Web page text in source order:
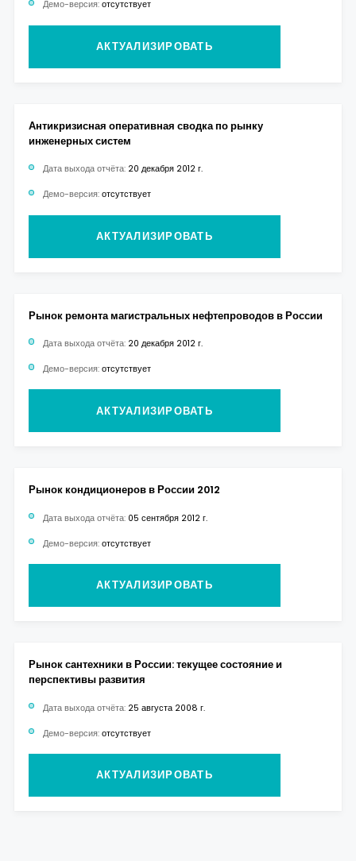
Демо-версия: отсутствует
АКТУАЛИЗИРОВАТЬ
Антикризисная оперативная сводка по рынку
инженерных систем
Дата выхода отчёта: 20 декабря 2012 г.
Демо-версия: отсутствует
АКТУАЛИЗИРОВАТЬ
Рынок ремонта магистральных нефтепроводов в России
Дата выхода отчёта: 20 декабря 2012 г.
Демо-версия: отсутствует
АКТУАЛИЗИРОВАТЬ
Рынок кондиционеров в России 2012
Дата выхода отчёта: 05 сентября 2012 г.
Демо-версия: отсутствует
АКТУАЛИЗИРОВАТЬ
Рынок сантехники в России: текущее состояние и
перспективы развития
Дата выхода отчёта: 25 августа 2008 г.
Демо-версия: отсутствует
АКТУАЛИЗИРОВАТЬ